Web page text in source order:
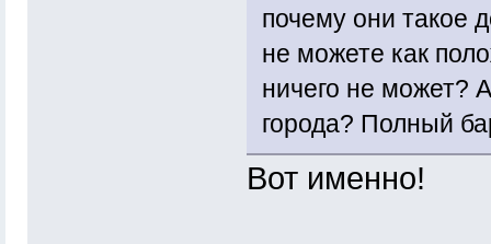
почему они такое
не можете как
ничего не может?
города? Полный
Вот именно!